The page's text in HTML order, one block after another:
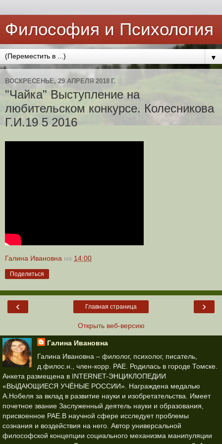
Философия и Психология
▼
ВОСКРЕСЕНЬЕ, 29 АПРЕЛЯ 2018 Г.
"Чайка" Выступление на
любительском конкурсе. Колесникова
Г.И.19 5 2016
Галина Ивановна на 14:00
Поделиться
‹ ›
Главная страница
Открыть веб-версию
Галина Ивановна
Галина Ивановна – филолог, психолог, писатель,
д.филос.н., член-корр. РАЕ. Родилась в городе Томске.
Анкета размещена в INTERNET-ЭНЦИКЛОПЕДИИ
«ВЫДАЮЩИЕСЯ УЧЁНЫЕ РОССИИ». Награждена медалью
А.Нобеля за вклад в развитие науки и изобретательства. Имеет
почетное звание Заслуженный деятель науки и образования,
присвоенное РАЕ.В научной сфере исследует проблемы
сознания и воздействия на него. Автор универсальной
философской концепции социального механизма манипуляции